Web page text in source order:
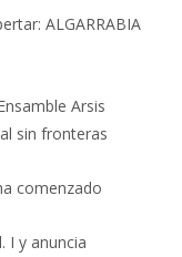
ALGARRABIA
Arsis
sin fronteras
comenzado
I y anuncia